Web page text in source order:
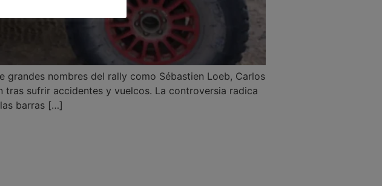
nombres del rally como Sébastien Loeb, Carlos
sufrir accidentes y vuelcos. La controversia radica
barras […]